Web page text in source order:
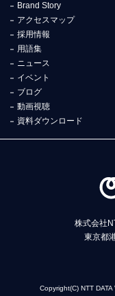
Brand Story
アクセスマップ
採用情報
用語集
ニュース
イベント
ブログ
動画視聴
資料ダウンロード
株式会社
東京都
Copyright(C) NTT